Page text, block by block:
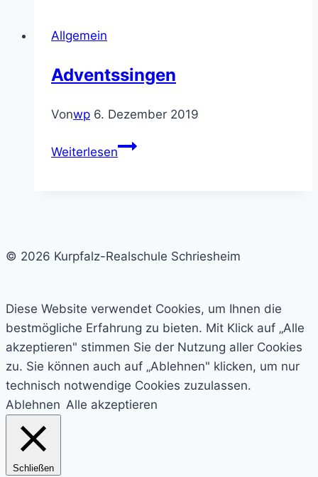
Proteste
Frauen
Iran
große
Allgemein
Adventssingen
Vonwp 6. Dezember 2019
WeiterlesenAdventssingen
© 2026 Kurpfalz-Realschule Schriesheim
Diese Website verwendet Cookies, um Ihnen die
bestmögliche Erfahrung zu bieten. Mit Klick auf „Alle
akzeptieren" stimmen Sie der Nutzung aller Cookies
zu. Sie können auch auf „Ablehnen" klicken, um nur
technisch notwendige Cookies zuzulassen.
Ablehnen Alle akzeptieren
Schließen